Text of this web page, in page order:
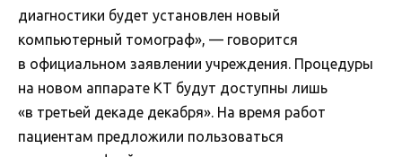
диагностики будет установлен новый
компьютерный томограф», — говорится
в официальном заявлении учреждения. Процедуры
на новом аппарате КТ будут доступны лишь
«в третьей декаде декабря». На время работ
пациентам предложили пользоваться